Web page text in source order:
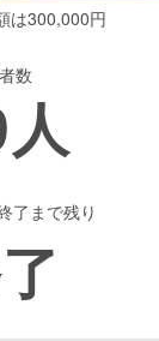
ア
は300,000円
数
人
了まで残り